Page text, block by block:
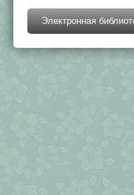
Электронная